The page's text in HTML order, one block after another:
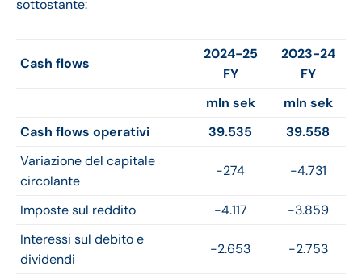
sottostante:
Cash flows
2024-25
FY
2023-24
FY
mln sek
mln sek
Cash flows operativi
39.535
39.558
Variazione del capitale
circolante
-274 -4.731
Imposte sul reddito -4.117
-3.859
Interessi sul debito e
dividendi
-2.653 -2.753